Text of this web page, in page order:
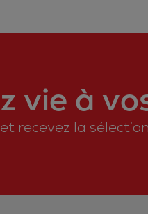
vie à
recevez la